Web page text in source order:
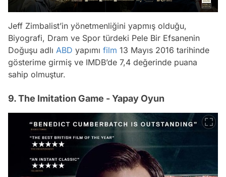
Jeff Zimbalist’in yönetmenliğini yapmış olduğu,
Biyografi, Dram ve Spor türdeki Pele Bir Efsanenin
Doğuşu adlı ABD yapımı film 13 Mayıs 2016 tarihinde
gösterime girmiş ve IMDB’de 7,4 değerinde puana
sahip olmuştur.
9. The Imitation Game - Yapay Oyun